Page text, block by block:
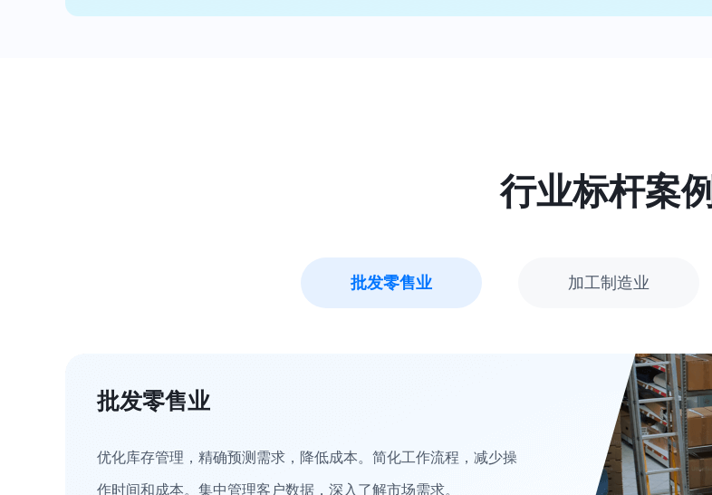
行业标杆案例
批发零售业 加工制造业
批发零售业
优化库存管理，精确预测需求，降低成本。简化工作流程，减少操
作时间和成本。集中管理客户数据，深入了解市场需求。